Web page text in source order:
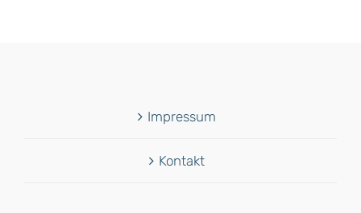
Impressum
Kontakt